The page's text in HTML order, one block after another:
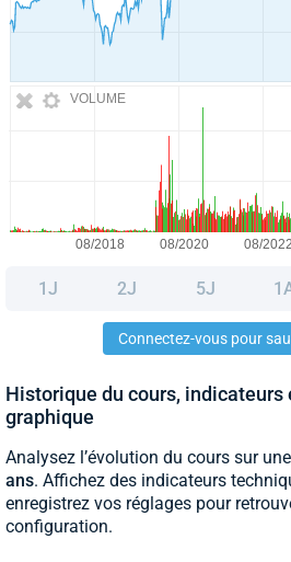
VOLUME
1J 2J 5J
Connectez-vous pour
Historique du cours, indicateurs
graphique
Analysez l’évolution du cours sur
ans. Affichez des indicateurs
enregistrez vos réglages pour
configuration.